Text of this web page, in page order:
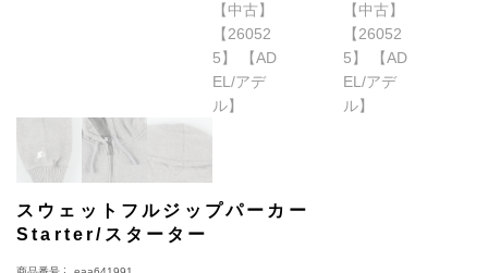
スウェットフルジップパーカー
Starter/スターター